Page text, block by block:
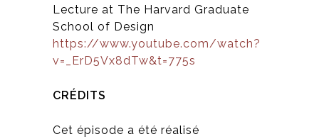
Lecture at The Harvard Graduate
School of Design
https://www.youtube.com/watch?
v=_ErD5Vx8dTw&t=775s
CRÉDITS
Cet épisode a été réalisé